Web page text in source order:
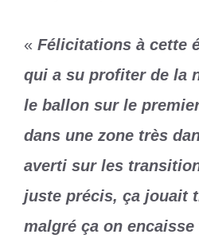
« Félicitations à cette
qui a su profiter de la
le ballon sur le
dans une zone très
averti sur les
juste précis, ça jouait
malgré ça on